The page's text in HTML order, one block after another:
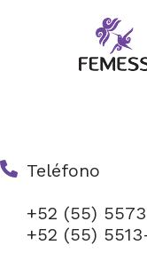
Femess
Federación Mexicana de Educación Sexual
Teléfono
+52 (55)
+52 (55)